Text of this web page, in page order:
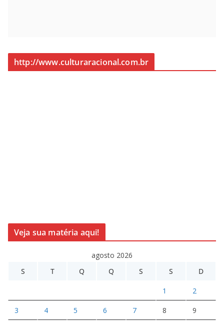
http://www.culturaracional.com.br
Veja sua matéria aqui!
agosto 2026
S
T Q Q S S D
1 2
3 4 5 6 7 8 9